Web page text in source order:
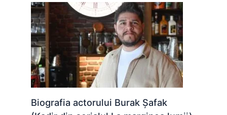
Biografia actorului Burak Șafak